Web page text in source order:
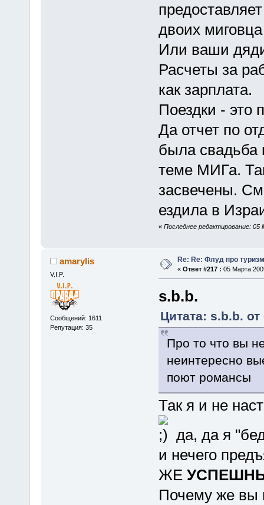
двоих
Или ваши
Расчеты за
как зарплата.
Поездки -
Да отчет по
была свадьба
теме МИГа.
засвечены.
ездила в
« Последнее редактирование:
amarylis
V.I.P.
Сообщений: 1611
Репутация: 35
Re: Re: Флуд про туризм
« Ответ #217 : 05 Марта
s.b.b.
Цитата: s.b.b.
Про то что вы
неинтересно
поют романсы
Так я и не
да, да я
и нечего
ЖЕ
Почему же вы